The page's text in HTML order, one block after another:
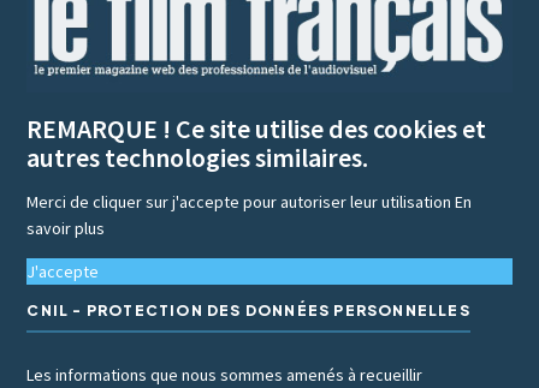
REMARQUE ! Ce site utilise des cookies et
autres technologies similaires.
Merci de cliquer sur j'accepte pour autoriser leur utilisationEn
savoir plus
J'accepte
CNIL - PROTECTION DES DONNÉES PERSONNELLES
Les informations que nous sommes amenés à recueillir